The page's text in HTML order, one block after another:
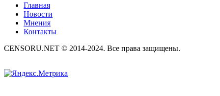
Главная
Новости
Мнения
Контакты
CENSORU.NET © 2014-2024. Все права защищены.